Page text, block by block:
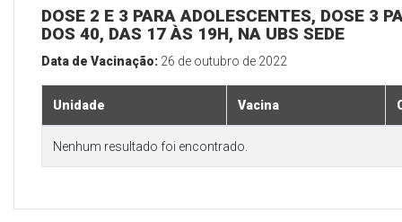
DOSE 2 E 3 PARA ADOLESCENTES, DOSE 3
DOS 40, DAS 17 ÀS 19H, NA UBS SEDE
Data de Vacinação: 26 de outubro de 2022
Unidade Vacina
Nenhum resultado foi encontrado.